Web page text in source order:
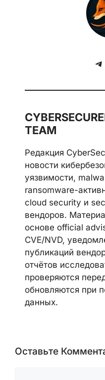
TEAM
Редакция
новости
уязвимости,
ransomware-
cloud security и
вендоров.
основе official
CVE/NVD,
публикаций
отчётов
проверяются
обновляются при
данных.
Оставьте